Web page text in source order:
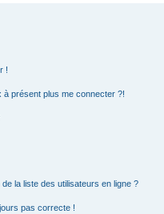
!
à présent plus me connecter ?!
la liste des utilisateurs en ligne ?
pas correcte !